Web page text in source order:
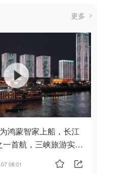
更多
鸿蒙智家上船，长江
首航，三峡旅游实
08:01